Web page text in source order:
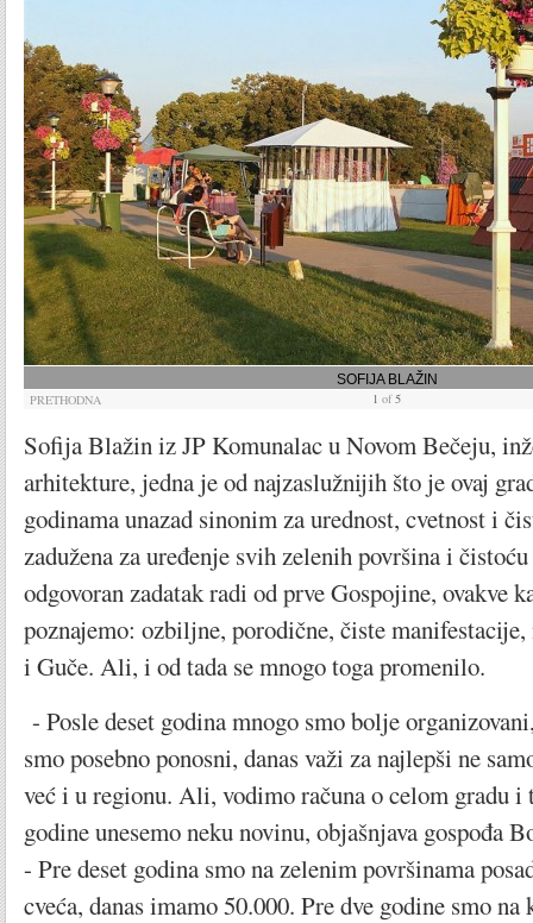
SOFIJA BLAŽIN
PRETHODNA 1 of5
Sofija Blažin iz JP Komunalac u Novom Bečeju,
arhitekture, jedna je od najzaslužnijih što je ovaj
godinama unazad sinonim za urednost, cvetnost i
zadužena za uređenje svih zelenih površina i
odgovoran zadatak radi od prve Gospojine, ovakve
poznajemo: ozbiljne, porodične, čiste
i Guče. Ali, i od tada se mnogo toga promenilo.
- Posle deset godina mnogo smo bolje
smo posebno ponosni, danas važi za najlepši ne
već i u regionu. Ali, vodimo računa o celom gradu i
godine unesemo neku novinu, objašnjava gospođa
- Pre deset godina smo na zelenim površinama
cveća, danas imamo 50.000. Pre dve godine smo na